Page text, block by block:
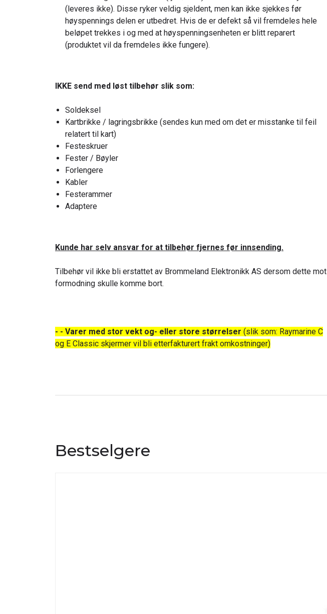
(leveres ikke). Disse ryker veldig sjeldent, men kan ikke sjekkes før
høyspennings delen er utbedret. Hvis de er defekt så vil fremdeles hele
beløpet trekkes i og med at høyspenningsenheten er blitt reparert
(produktet vil da fremdeles ikke fungere).
IKKE send med løst tilbehør slik som:
Soldeksel
Kartbrikke / lagringsbrikke (sendes kun med om det er misstanke til feil
relatert til kart)
Festeskruer
Fester / Bøyler
Forlengere
Kabler
Festerammer
Adaptere
Kunde har selv ansvar for at tilbehør fjernes før innsending.
Tilbehør vil ikke bli erstattet av Brommeland Elektronikk AS dersom dette mot
formodning skulle komme bort.
- - Varer med stor vekt og- eller store størrelser (slik som: Raymarine C
og E Classic skjermer vil bli etterfakturert frakt omkostninger)
Bestselgere